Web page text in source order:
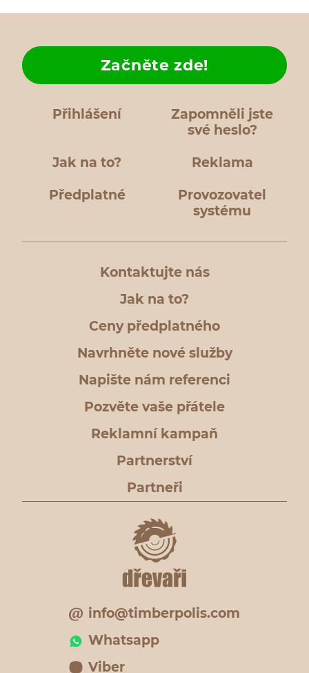
Přihlášení
Zapomněli jste
své heslo?
Jak na to?
Začněte zde!
Reklama
Předplatné
Provozovatel
systému
Kontaktujte nás
Jak na to?
Ceny předplatného
Navrhněte nové služby
Napište nám referenci
Pozvěte vaše přátele
Reklamní kampaň
Partnerství
Partneři
info@timberpolis.com
Whatsapp
Viber